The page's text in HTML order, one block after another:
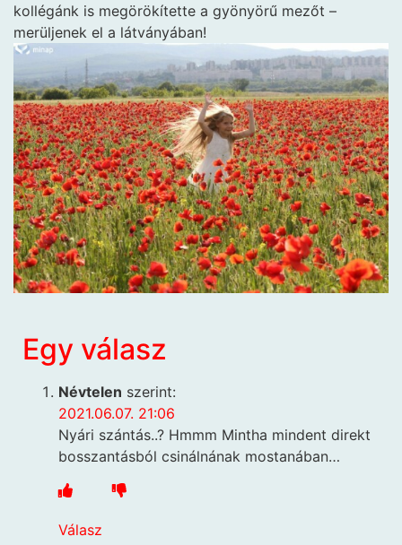
kollégánk is megörökítette a gyönyörű mezőt –
merüljenek el a látványában!
Egy válasz
Névtelen szerint:
2021.06.07. 21:06
Nyári szántás..? Hmmm Mintha mindent direkt
bosszantásból csinálnának mostanában…
Válasz